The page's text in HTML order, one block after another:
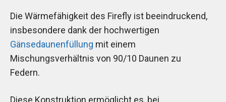
Die Wärmefähigkeit des Firefly ist beeindruckend,
insbesondere dank der hochwertigen
Gänsedaunenfüllung mit einem
Mischungsverhältnis von 90/10 Daunen zu
Federn.
Diese Konstruktion ermöglicht es, bei